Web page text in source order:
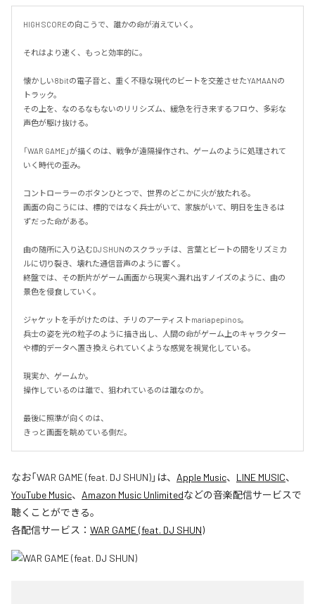
HIGH SCOREの向こうで、誰かの命が消えていく。
それはより速く、もっと効率的に。
懐かしい8bitの電子音と、重く不穏な現代のビートを交差させたYAMAANの
トラック。
その上を、なのるなもないのリリシズム、緩急を行き来するフロウ、多彩な
声色が駆け抜ける。
「WAR GAME」が描くのは、戦争が遠隔操作され、ゲームのように処理されて
いく時代の歪み。
コントローラーのボタンひとつで、世界のどこかに火が放たれる。
画面の向こうには、標的ではなく兵士がいて、家族がいて、明日を生きるは
ずだった命がある。
曲の随所に入り込むDJ SHUNのスクラッチは、言葉とビートの間をリズミカ
ルに切り裂き、壊れた通信音声のように響く。
終盤では、その断片がゲーム画面から現実へ漏れ出すノイズのように、曲の
景色を侵食していく。
ジャケットを手がけたのは、チリのアーティストmariapepinos。
兵士の姿を光の粒子のように描き出し、人間の命がゲーム上のキャラクター
や標的データへ置き換えられていくような感覚を視覚化している。
現実か、ゲームか。
操作しているのは誰で、狙われているのは誰なのか。
最後に照準が向くのは、
きっと画面を眺めている側だ。
なお「WAR GAME (feat. DJ SHUN)」は、 Apple Music、 LINE MUSIC、
YouTube Music、 Amazon Music Unlimitedなどの音楽配信サービスで
聴くことができる。
各配信サービス： WAR GAME (feat. DJ SHUN)